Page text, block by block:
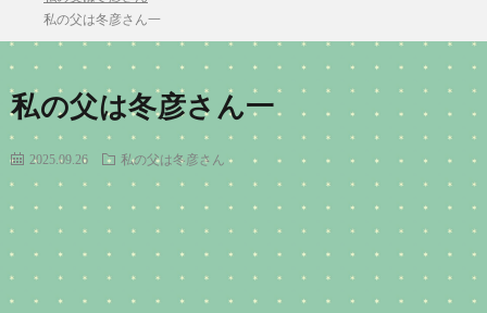
私の父は冬彦さん一
私の父は冬彦さん一
2025.09.26 私の父は冬彦さん